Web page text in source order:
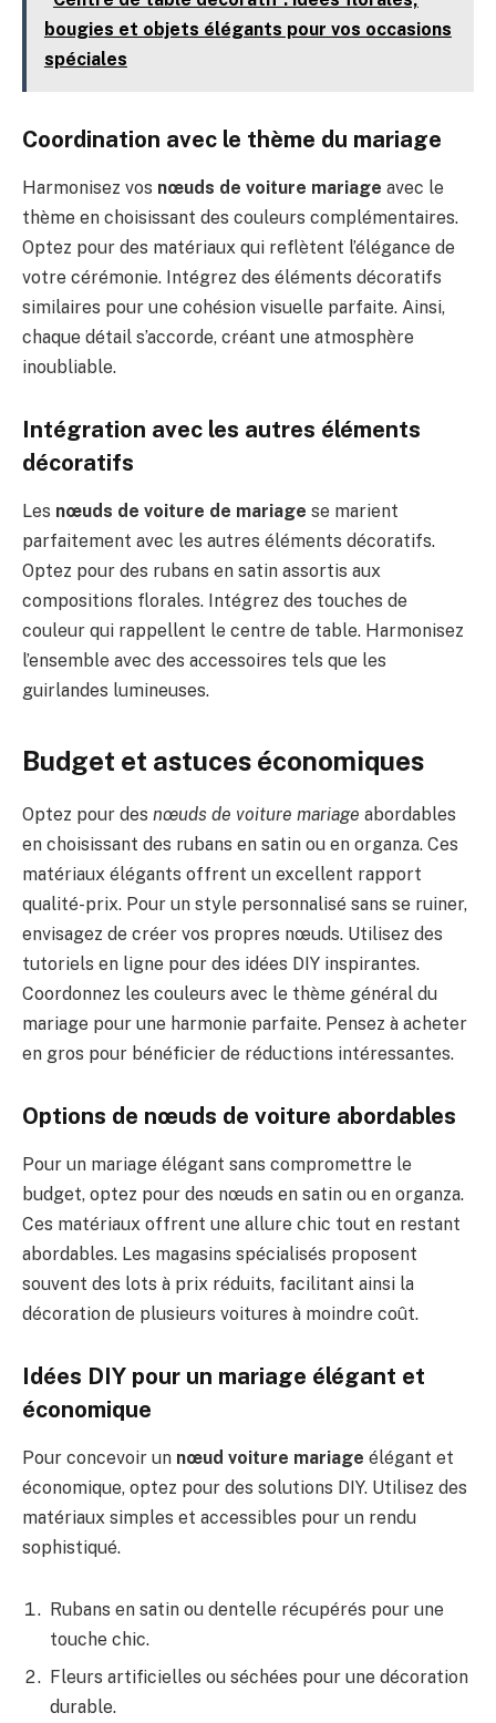
bougies et objets élégants pour vos occasions
spéciales
Coordination avec le thème du mariage
Harmonisez vos nœuds de voiture mariage avec le
thème en choisissant des couleurs complémentaires.
Optez pour des matériaux qui reflètent l’élégance de
votre cérémonie. Intégrez des éléments décoratifs
similaires pour une cohésion visuelle parfaite. Ainsi,
chaque détail s’accorde, créant une atmosphère
inoubliable.
Intégration avec les autres éléments
décoratifs
Les nœuds de voiture de mariage se marient
parfaitement avec les autres éléments décoratifs.
Optez pour des rubans en satin assortis aux
compositions florales. Intégrez des touches de
couleur qui rappellent le centre de table. Harmonisez
l’ensemble avec des accessoires tels que les
guirlandes lumineuses.
Budget et astuces économiques
Optez pour des nœuds de voiture mariage abordables
en choisissant des rubans en satin ou en organza. Ces
matériaux élégants offrent un excellent rapport
qualité-prix. Pour un style personnalisé sans se ruiner,
envisagez de créer vos propres nœuds. Utilisez des
tutoriels en ligne pour des idées DIY inspirantes.
Coordonnez les couleurs avec le thème général du
mariage pour une harmonie parfaite. Pensez à acheter
en gros pour bénéficier de réductions intéressantes.
Options de nœuds de voiture abordables
Pour un mariage élégant sans compromettre le
budget, optez pour des nœuds en satin ou en organza.
Ces matériaux offrent une allure chic tout en restant
abordables. Les magasins spécialisés proposent
souvent des lots à prix réduits, facilitant ainsi la
décoration de plusieurs voitures à moindre coût.
Idées DIY pour un mariage élégant et
économique
Pour concevoir un nœud voiture mariage élégant et
économique, optez pour des solutions DIY. Utilisez des
matériaux simples et accessibles pour un rendu
sophistiqué.
Rubans en satin ou dentelle récupérés pour une
touche chic.
Fleurs artificielles ou séchées pour une décoration
durable.